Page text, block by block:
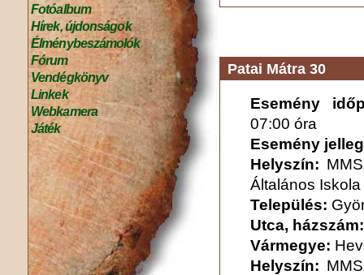
Fotóalbum
Hírek, újdonságok
Élménybeszámolók
Fórum
Vendégkönyv
Linkek
Webkamera
Játék
Patai Mátra 30
Esemény
07:00 óra
Esemény
Helyszín:
Általános Iskola
Település:
Utca, házszám:
Vármegye:
Helyszín: